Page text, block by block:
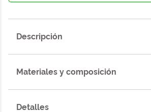
Descripción
Materiales y composición
Detalles